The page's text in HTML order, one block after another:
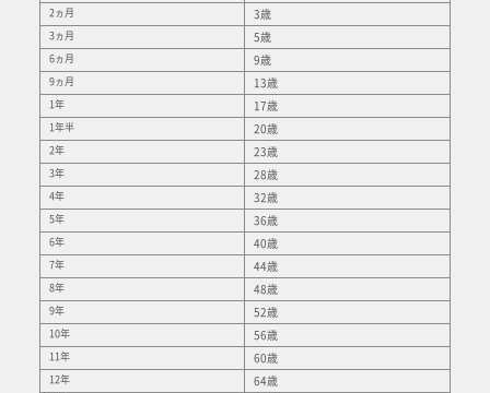
2ヵ月 3歳
3ヵ月 5歳
6ヵ月 9歳
9ヵ月 13歳
1年 17歳
1年半 20歳
2年 23歳
3年 28歳
4年 32歳
5年 36歳
6年 40歳
7年 44歳
8年 48歳
9年 52歳
10年 56歳
11年 60歳
12年 64歳